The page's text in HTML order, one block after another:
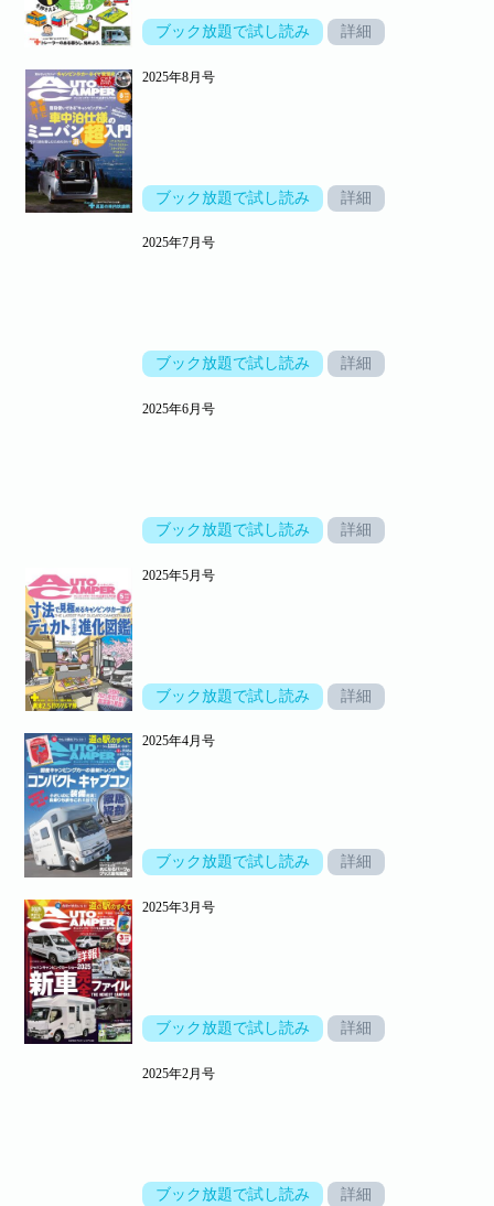
ブック放題で試し読み 詳細
2025年8月号
ブック放題で試し読み 詳細
2025年7月号
ブック放題で試し読み 詳細
2025年6月号
ブック放題で試し読み 詳細
2025年5月号
ブック放題で試し読み 詳細
2025年4月号
ブック放題で試し読み 詳細
2025年3月号
ブック放題で試し読み 詳細
2025年2月号
ブック放題で試し読み 詳細